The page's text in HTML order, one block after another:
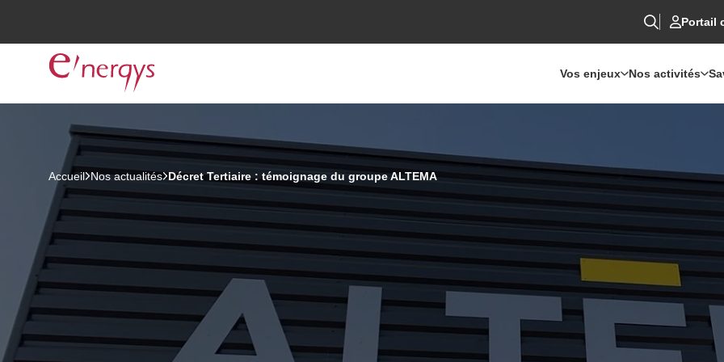
Portail
Vos enjeux Nos activités
Accueil Nos actualités Décret Tertiaire : témoignage du groupe ALTEMA